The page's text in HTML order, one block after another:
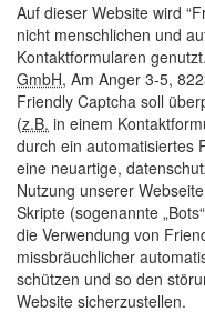
Auf dieser Website wird
nicht menschlichen und
Kontaktformularen
GmbH, Am Anger 3-5,
Friendly Captcha soll
(z.B. in einem
durch ein automatisiertes
eine neuartige,
Nutzung unserer
Skripte (sogenannte
die Verwendung von
missbräuchlicher
schützen und so den
Website sicherzustellen.